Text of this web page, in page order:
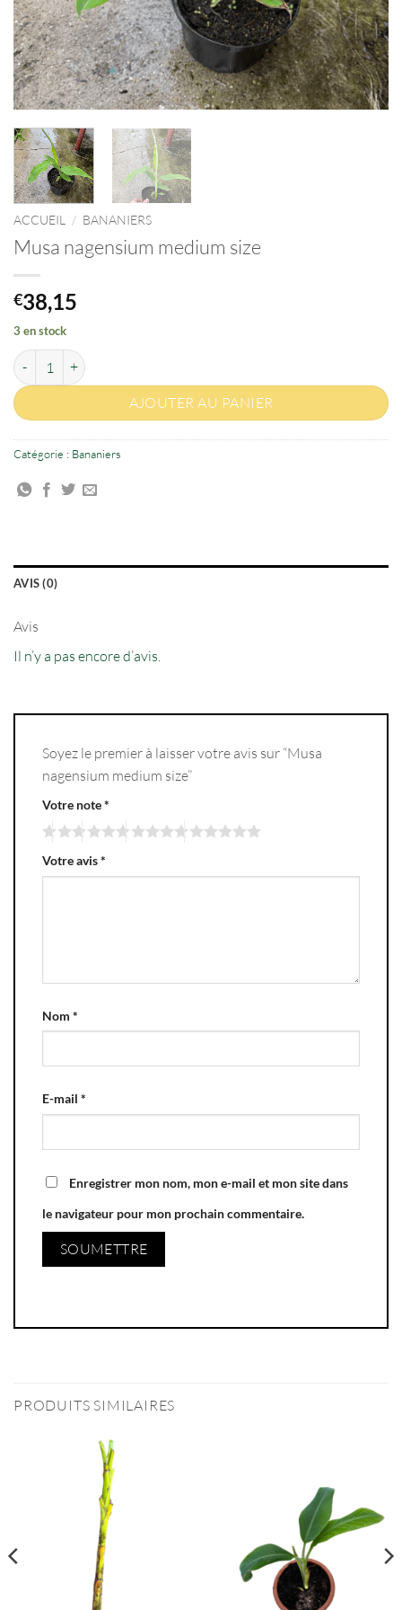
ACCUEIL / BANANIERS
Musa nagensium medium size
€38,15
3 en stock
quantité de Musa nagensium medium size
AJOUTER AU PANIER
Catégorie : Bananiers
AVIS (0)
Avis
Il n’y a pas encore d’avis.
Soyez le premier à laisser votre avis sur “Musa
nagensium medium size”
Votre note*
Votre avis*
Nom *
E-mail *
Enregistrer mon nom, mon e-mail et mon site dans
le navigateur pour mon prochain commentaire.
PRODUITS SIMILAIRES